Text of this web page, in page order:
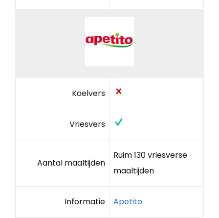
Koelvers
Vriesvers
Aantal maaltijden
Ruim 130 vriesverse
maaltijden
Informatie Apetito